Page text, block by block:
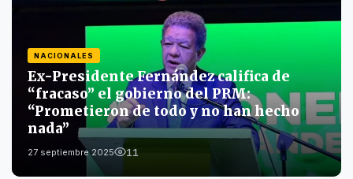
NACIONALES
Ex-Presidente Fernández califica de
“fracaso” el gobierno del PRM:
“Prometieron de todo y no han hecho
nada”
27 septiembre 2025 11